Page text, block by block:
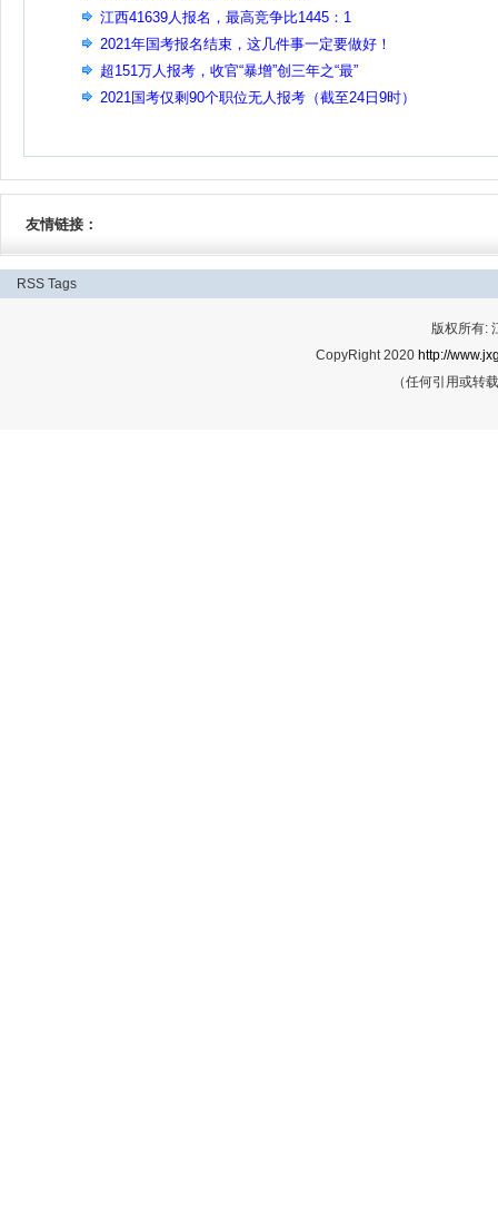
江西41639人报名，最高竞争比1445：1
2021年国考报名结束，这几件事一定要做好！
超151万人报考，收官“暴增”创三年之“最”
2021国考仅剩90个职位无人报考（截至24日9时）
友情链接：
RSS Tags
版权所有:
CopyRight 2020 http://
（任何引用或转